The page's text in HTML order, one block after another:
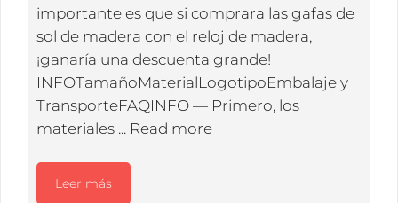
importante es que si comprara las gafas de
sol de madera con el reloj de madera,
¡ganaría una descuenta grande!
INFOTamañoMaterialLogotipoEmbalaje y
TransporteFAQINFO — Primero, los
materiales ... Read more
Leer más